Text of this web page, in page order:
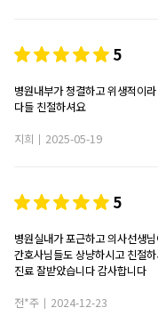
5
병원내부가 청결하고 위생적이
다들 친절하셔요
지희 | 2025-05-19
5
병원실내가 포근하고 의사선생
간호사님들도 상냥하시고 친절하시네요
진료 잘받았습니다 감사합니다
전*주 | 2024-12-23